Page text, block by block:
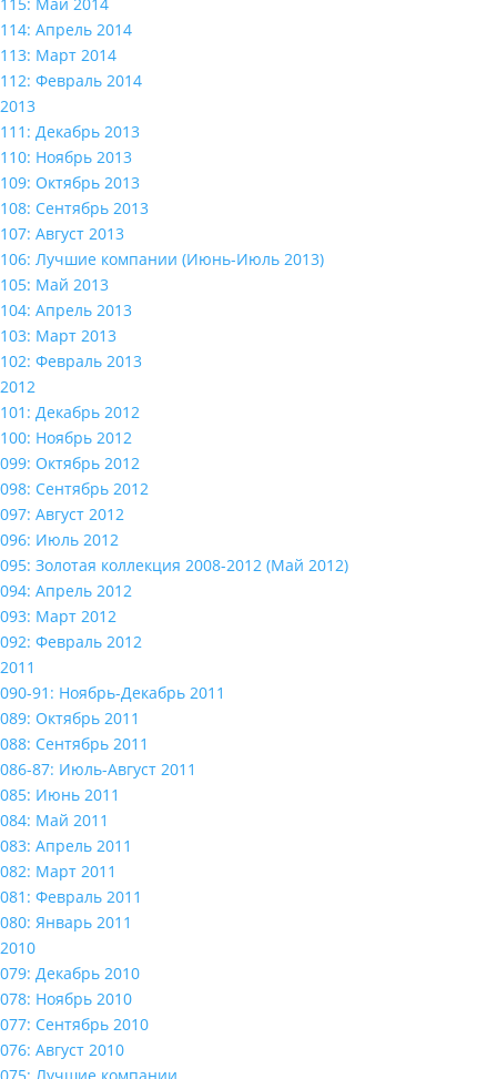
114: Апрель 2014
113: Март 2014
112: Февраль 2014
2013
111: Декабрь 2013
110: Ноябрь 2013
109: Октябрь 2013
108: Сентябрь 2013
107: Август 2013
106: Лучшие компании (Июнь-Июль 2013)
105: Май 2013
104: Апрель 2013
103: Март 2013
102: Февраль 2013
2012
101: Декабрь 2012
100: Ноябрь 2012
099: Октябрь 2012
098: Сентябрь 2012
097: Август 2012
096: Июль 2012
095: Золотая коллекция 2008-2012 (Май 2012)
094: Апрель 2012
093: Март 2012
092: Февраль 2012
2011
090-91: Ноябрь-Декабрь 2011
089: Октябрь 2011
088: Сентябрь 2011
086-87: Июль-Август 2011
085: Июнь 2011
084: Май 2011
083: Апрель 2011
082: Март 2011
081: Февраль 2011
080: Январь 2011
2010
079: Декабрь 2010
078: Ноябрь 2010
077: Сентябрь 2010
076: Август 2010